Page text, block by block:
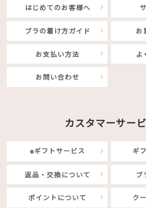
はじめてのお客様へ
ブラの着け方ガイド お
お支払い方法 よ
お問い合わせ
カスタマーサー
eギフトサービス ギ
返品・交換について ブ
ポイントについて ク